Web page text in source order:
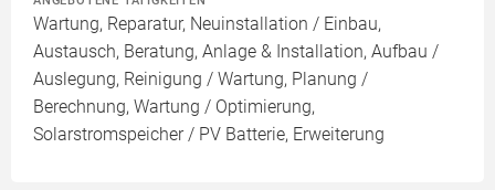
Wartung, Reparatur, Neuinstallation / Einbau,
Austausch, Beratung, Anlage & Installation, Aufbau /
Auslegung, Reinigung / Wartung, Planung /
Berechnung, Wartung / Optimierung,
Solarstromspeicher / PV Batterie, Erweiterung